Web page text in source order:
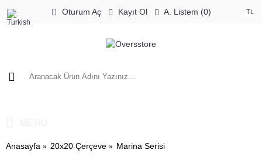
TL
Oturum Aç Kayıt Ol A. Listem (0)
Anasayfa 20x20 Çerçeve Marina Serisi